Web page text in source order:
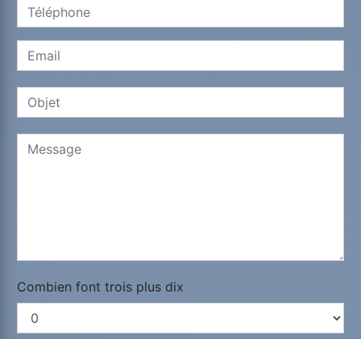
Combien font trois plus dix